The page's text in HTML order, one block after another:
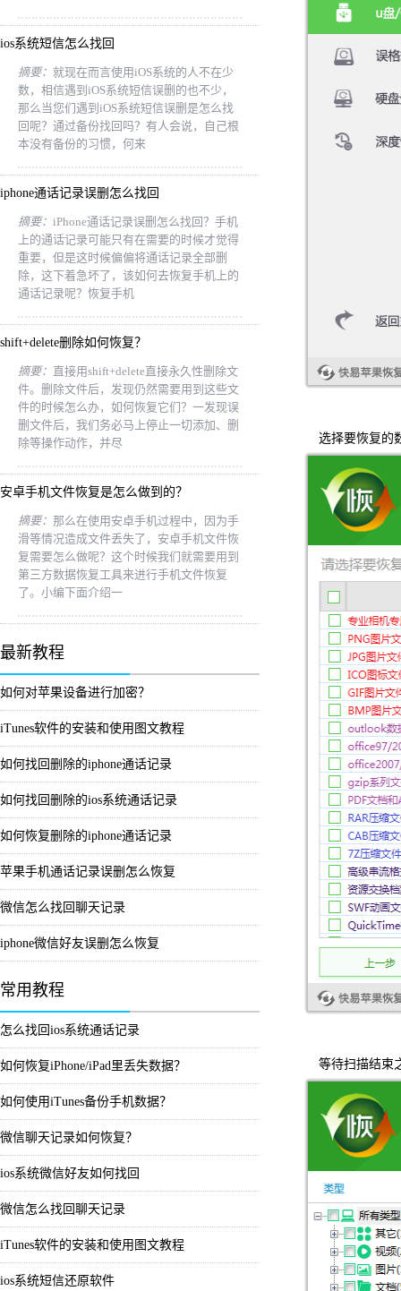
ios系统短信怎么找回
摘要： 就现在而言使用iOS系统的人不在少
数，相信遇到iOS系统短信误删的也不少，
那么当您们遇到iOS系统短信误删是怎么找
回呢？通过备份找回吗？有人会说，自己根
本没有备份的习惯，何来
iphone通话记录误删怎么找回
摘要： iPhone通话记录误删怎么找回？手机
上的通话记录可能只有在需要的时候才觉得
重要，但是这时候偏偏将通话记录全部删
除，这下着急坏了，该如何去恢复手机上的
通话记录呢？恢复手机
shift+delete删除如何恢复？
摘要： 直接用shift+delete直接永久性删除文
件。删除文件后，发现仍然需要用到这些文
件的时候怎么办，如何恢复它们？一发现误
删文件后，我们务必马上停止一切添加、删
除等操作动作，并尽
安卓手机文件恢复是怎么做到的？
摘要： 那么在使用安卓手机过程中，因为手
滑等情况造成文件丢失了，安卓手机文件恢
复需要怎么做呢？这个时候我们就需要用到
第三方数据恢复工具来进行手机文件恢复
了。小编下面介绍一
最新教程
如何对苹果设备进行加密？
iTunes软件的安装和使用图文教程
如何找回删除的iphone通话记录
如何找回删除的ios系统通话记录
如何恢复删除的iphone通话记录
苹果手机通话记录误删怎么恢复
微信怎么找回聊天记录
iphone微信好友误删怎么恢复
常用教程
怎么找回ios系统通话记录
如何恢复iPhone/iPad里丢失数据？
如何使用iTunes备份手机数据？
微信聊天记录如何恢复？
ios系统微信好友如何找回
微信怎么找回聊天记录
iTunes软件的安装和使用图文教程
ios系统短信还原软件
选择要恢复的
等待扫描结束